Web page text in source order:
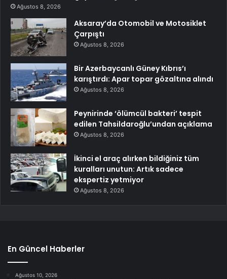
Ağustos 8, 2026
Aksaray’da Otomobil ve Motosiklet
Çarpıştı
Ağustos 8, 2026
Bir Azerbaycanlı Güney Kıbrıs’ı
karıştırdı: Apar topar gözaltına alındı
Ağustos 8, 2026
Peynirinde ‘ölümcül bakteri’ tespit
edilen Tahsildaroğlu’undan açıklama
Ağustos 8, 2026
İkinci el araç alırken bildiğiniz tüm
kuralları unutun: Artık sadece
ekspertiz yetmiyor
Ağustos 8, 2026
En Güncel Haberler
Ağustos 10, 2026